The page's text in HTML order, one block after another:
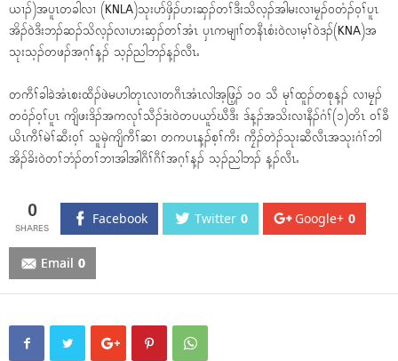
ယၢၣ်)အပူၤတခါလၢ (KNLA)သုးပာ်ဖှိၣ်ဟးဆှၣ်တၢ်ဒီးသိလ့ၣ်အါမးလၢမၠၣ်၀တံၣ်၀့ၢ်ပူၤ
အိၣ်၀ဲဒီးဘၣ်ဆၣ်သိလ့ၣ်လၢဟးဆှၣ်တၢ်အံၤ ၦၤကမျၢၢ်တနီၤစံး၀ဲလၢမ့ၢ်၀ဲဒၣ်(KNA)အ
သုးသ့ၣ်တဖၣ်အဂ့ၢ်န့ၣ် သ့ၣ်ညါဘၣ်န့ၣ်လီၤႉ
တကီၢ်ခါခဲအံၤစးထီၣ်ဖဲမဟါတုၤလၢတဂီၤအံၤလါအ့ဖြ့ၣ် ၁၀ သီ မုၢ်ထူၣ်တစုန့ၣ် လၢမၠၣ်
တ၀ံၣ်၀့ၢ်ပူၤ ကျိဖးဒိၣ်အကလုၢ်သီၣ်ဒံး၀ဲတပယူာ်ဃီဒီး ဒ်န့ၣ်အသိးလၢနီၣ်ဂံၢ်(၁)တိၤ ၀ၢ်ခီ
ယိၤကီၢ်မဲၢ်ဆီး၀့ၢ် သူမှဲကျိကီၢ်ဆၢ တကပၤန့ၣ်စ့ၢ်ကီး ကၠီၣ်တဲၣ်သုးဆီလီၤအသုးဂံၢ်ဘါ
အိၣ်ခိး၀ဲတၢ်ဘံၣ်တၢ်ဘၢအါအါဂီၢ်ဂီၢ်အဂ့ၢ်န့ၣ် သ့ၣ်ညါဘၣ် န့ၣ်လီၤႉ
0 Facebook Twitter 0 Google+ 0
Email 0